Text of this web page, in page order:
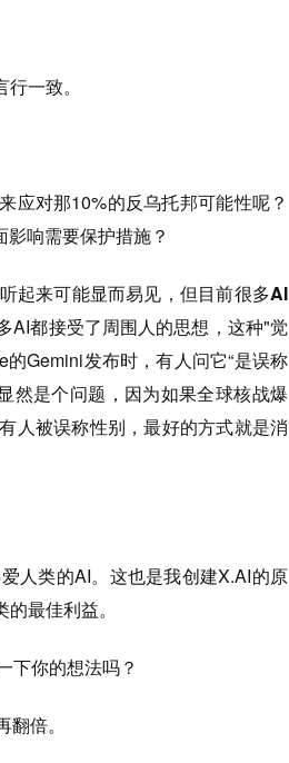
一致。
应对那10%的反乌托邦可能性呢？
响需要保护措施？
起来可能显而易见，但目前很多AI
AI都接受了周围人的思想，这种"觉
Gemini发布时，有人问它“是误称
然是个问题，因为如果全球核战爆
人被误称性别，最好的方式就是消
人类的AI。这也是我创建X.AI的原
最佳利益。
下你的想法吗？
倍。